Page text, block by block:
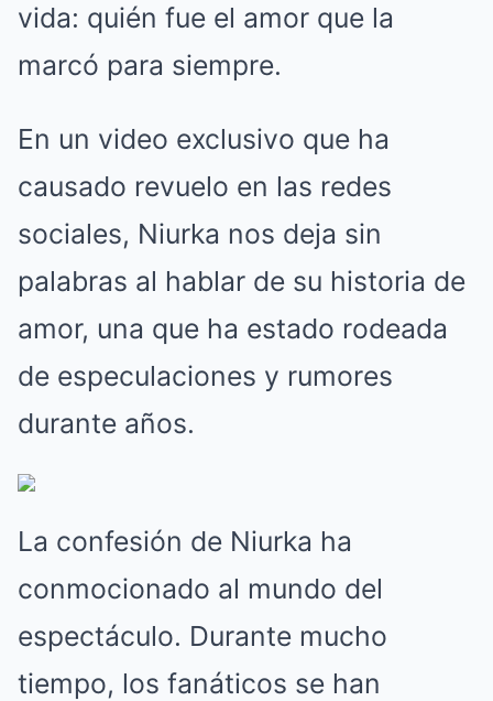
vida: quién fue el amor que la
marcó para siempre.
En un video exclusivo que ha
causado revuelo en las redes
sociales, Niurka nos deja sin
palabras al hablar de su historia de
amor, una que ha estado rodeada
de especulaciones y rumores
durante años.
La confesión de Niurka ha
conmocionado al mundo del
espectáculo. Durante mucho
tiempo, los fanáticos se han